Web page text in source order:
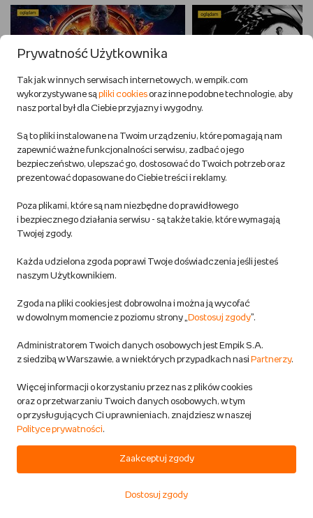
Jak oglądać filmy Marvela? Kolejność
James Bond – kolejność
Prezenty
Pomysły na prezent
Prezenty dla…
Okazje
Często wyszukiwane
Strefy
Popularne zabawki
Polecane marki
Prywatność Użytkownika
Tak jak w innych serwisach internetowych, w empik.com
wykorzystywane sąpliki cookiesoraz inne podobne technologie, aby
nasz portal był dla Ciebie przyjazny i wygodny.
Są to pliki instalowane na Twoim urządzeniu, które pomagają nam
zapewnić ważne funkcjonalności serwisu, zadbać o jego
bezpieczeństwo, ulepszać go, dostosować do Twoich potrzeb oraz
prezentować dopasowane do Ciebie treści i reklamy.
Poza plikami, które są nam niezbędne do prawidłowego
i bezpiecznego działania serwisu - są także takie, które wymagają
Twojej zgody.
Każda udzielona zgoda poprawi Twoje doświadczenia jeśli jesteś
naszym Użytkownikiem.
Zgoda na pliki cookies jest dobrowolna i można ją wycofać
w dowolnym momencie z poziomu strony „ Dostosuj zgody”.
Administratorem Twoich danych osobowych jest Empik S.A.
z siedzibą w Warszawie, a w niektórych przypadkach nasi Partnerzy.
Więcej informacji o korzystaniu przez nas z plików cookies
oraz o przetwarzaniu Twoich danych osobowych, w tym
o przysługujących Ci uprawnieniach, znajdziesz w naszej
Polityce prywatności.
Zaakceptuj zgody
Dostosuj zgody